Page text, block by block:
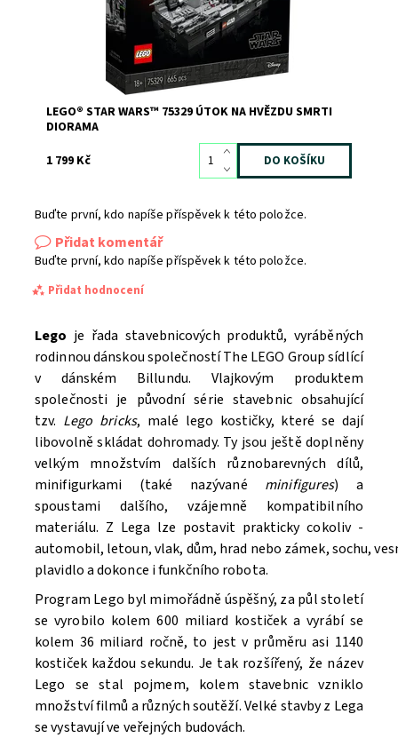
LEGO® STAR WARS™ 75329 ÚTOK NA HVĚZDU SMRTI
DIORAMA
1 799 Kč
Buďte první, kdo napíše příspěvek k této položce.
Přidat komentář
Buďte první, kdo napíše příspěvek k této položce.
Přidat hodnocení
Souhlasím seZpracováním osobních údajů.
Lego je řada stavebnicových produktů, vyráběných
rodinnou dánskou společností The LEGO Group sídlící
v dánském Billundu. Vlajkovým produktem
společnosti je původní série stavebnic obsahující
tzv. Lego bricks, malé lego kostičky, které se dají
libovolně skládat dohromady. Ty jsou ještě doplněny
velkým množstvím dalších různobarevných dílů,
minifigurkami (také nazývané minifigures) a
spoustami dalšího, vzájemně kompatibilního
materiálu. Z Lega lze postavit prakticky cokoliv -
automobil, letoun, vlak, dům, hrad nebo zámek, sochu,
plavidlo a dokonce i funkčního robota.
Program Lego byl mimořádně úspěšný, za půl století
se vyrobilo kolem 600 miliard kostiček a vyrábí se
kolem 36 miliard ročně, to jest v průměru asi 1140
kostiček každou sekundu. Je tak rozšířený, že název
Lego se stal pojmem, kolem stavebnic vzniklo
množství filmů a různých soutěží. Velké stavby z Lega
se vystavují ve veřejných budovách.